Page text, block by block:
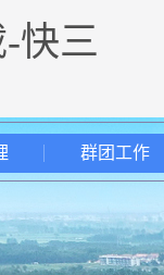
快三
群团工作